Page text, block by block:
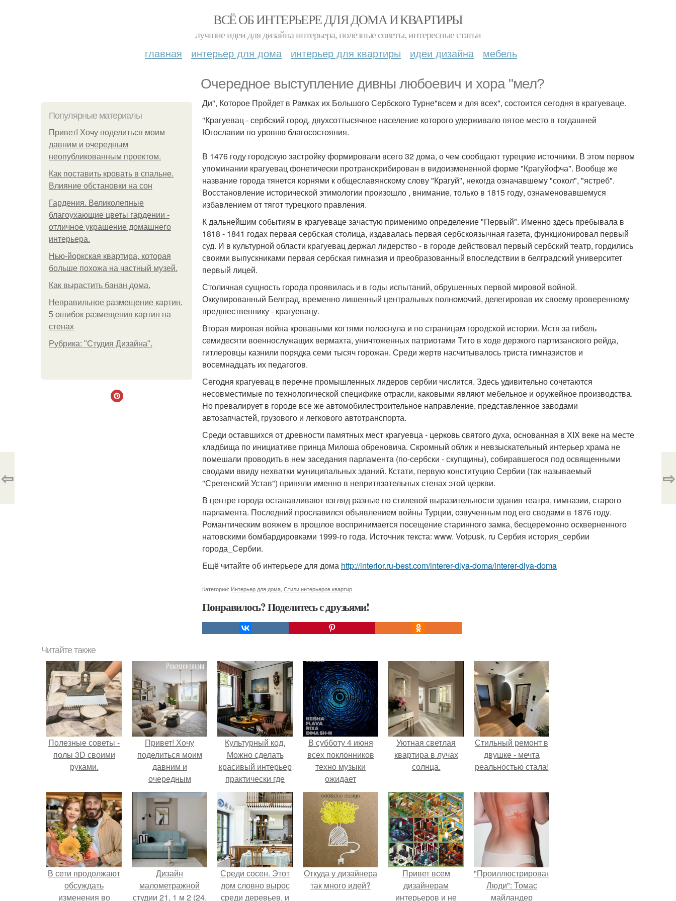
ВСЁ ОБ ИНТЕРЬЕРЕ ДЛЯ ДОМА И КВАРТИРЫ
лучшие идеи для дизайна интерьера, полезные советы, интересные статьи
главная интерьер для дома интерьер для квартиры идеи дизайна мебель
Очередное выступление дивны любоевич и хора "мел?
Популярные материалы
Привет! Хочу поделиться моим
давним и очередным
неопубликованным проектом.
Как поставить кровать в спальне.
Влияние обстановки на сон
Гардения. Великолепные
благоухающие цветы гардении -
отличное украшение домашнего
интерьера.
Нью-йоркская квартира, которая
больше похожа на частный музей.
Как вырастить банан дома.
Неправильное размещение картин.
5 ошибок размещения картин на
стенах
Рубрика: "Студия Дизайна".
Ди", Которое Пройдет в Рамках их Большого Сербского Турне"всем и для всех", состоится сегодня в крагуеваце.
"Крагуевац - сербский город, двухсоттысячное население которого удерживало пятое место в тогдашней
Югославии по уровню благосостояния.
В 1476 году городскую застройку формировали всего 32 дома, о чем сообщают турецкие источники. В этом первом
упоминании крагуевац фонетически протранскрибирован в видоизмененной форме "Крагуйофча". Вообще же
название города тянется корнями к общеславянскому слову "Крагуй", некогда означавшему "сокол", "ястреб".
Восстановление исторической этимологии произошло , внимание, только в 1815 году, ознаменовавшемуся
избавлением от тягот турецкого правления.
К дальнейшим событиям в крагуеваце зачастую применимо определение "Первый". Именно здесь пребывала в
1818 - 1841 годах первая сербская столица, издавалась первая сербскоязычная газета, функционировал первый
суд. И в культурной области крагуевац держал лидерство - в городе действовал первый сербский театр, гордились
своими выпускниками первая сербская гимназия и преобразованный впоследствии в белградский университет
первый лицей.
Столичная сущность города проявилась и в годы испытаний, обрушенных первой мировой войной.
Оккупированный Белград, временно лишенный центральных полномочий, делегировав их своему проверенному
предшественнику - крагуевацу.
Вторая мировая война кровавыми когтями полоснула и по страницам городской истории. Мстя за гибель
семидесяти военнослужащих вермахта, уничтоженных патриотами Тито в ходе дерзкого партизанского рейда,
гитлеровцы казнили порядка семи тысяч горожан. Среди жертв насчитывалось триста гимназистов и
восемнадцать их педагогов.
Сегодня крагуевац в перечне промышленных лидеров сербии числится. Здесь удивительно сочетаются
несовместимые по технологической специфике отрасли, каковыми являют мебельное и оружейное производства.
Но превалирует в городе все же автомобилестроительное направление, представленное заводами
автозапчастей, грузового и легкового автотранспорта.
Среди оставшихся от древности памятных мест крагуевца - церковь святого духа, основанная в XIX веке на месте
кладбища по инициативе принца Милоша обреновича. Скромный облик и невзыскательный интерьер храма не
помешали проводить в нем заседания парламента (по-сербски - скупщины), собиравшегося под освященными
сводами ввиду нехватки муниципальных зданий. Кстати, первую конституцию Сербии (так называемый
"Сретенский Устав") приняли именно в непритязательных стенах этой церкви.
В центре города останавливают взгляд разные по стилевой выразительности здания театра, гимназии, старого
парламента. Последний прославился объявлением войны Турции, озвученным под его сводами в 1876 году.
Романтическим вояжем в прошлое воспринимается посещение старинного замка, бесцеремонно оскверненного
натовскими бомбардировками 1999-го года. Источник текста: www. Votpusk. ru Сербия история_сербии
города_Сербии.
Ещё читайте об интерьере для дома http://interior.ru-best.com/interer-dlya-doma/interer-dlya-doma
Категории: Интерьер для дома Стили интерьеров квартир
Понравилось? Поделитесь с друзьями!
⇦ ⇨
Читайте также
Полезные советы -
полы 3D своими
руками.
Привет! Хочу
поделиться моим
давним и
очередным
неопубликованным
проектом.
Культурный код.
Можно сделать
красивый интерьер
практически где
угодно.
В субботу 4 июня
всех поклонников
техно музыки
ожидает
совершенно новая
концепция
вечеринок.
Уютная светлая
квартира в лучах
солнца.
Стильный ремонт в
двушке - мечта
реальностью стала!
В сети продолжают
обсуждать
изменения во
Дизайн
малометражной
студии 21, 1 м 2 (24,
Среди сосен. Этот
дом словно вырос
среди деревьев, и
Откуда у дизайнера
так много идей?
Привет всем
дизайнерам
интерьеров и не
"Проиллюстрированные
Люди": Томас
майландер